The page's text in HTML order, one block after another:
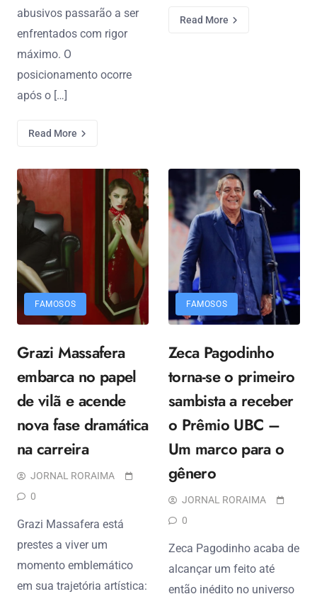
abusivos passarão a ser
enfrentados com rigor
máximo. O
posicionamento ocorre
após o […]
Read More
Read More
FAMOSOS
Grazi Massafera
embarca no papel
de vilã e acende
nova fase dramática
na carreira
JORNAL RORAIMA
0
Grazi Massafera está
prestes a viver um
momento emblemático
em sua trajetória artística:
FAMOSOS
Zeca Pagodinho
torna-se o primeiro
sambista a receber
o Prêmio UBC –
Um marco para o
gênero
JORNAL RORAIMA
0
Zeca Pagodinho acaba de
alcançar um feito até
então inédito no universo